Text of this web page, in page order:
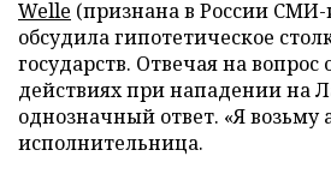
Welle (признана в России СМИ-
обсудила гипотетическое
государств. Отвечая на
действиях при нападении на
однозначный ответ. «Я возьму
исполнительница.